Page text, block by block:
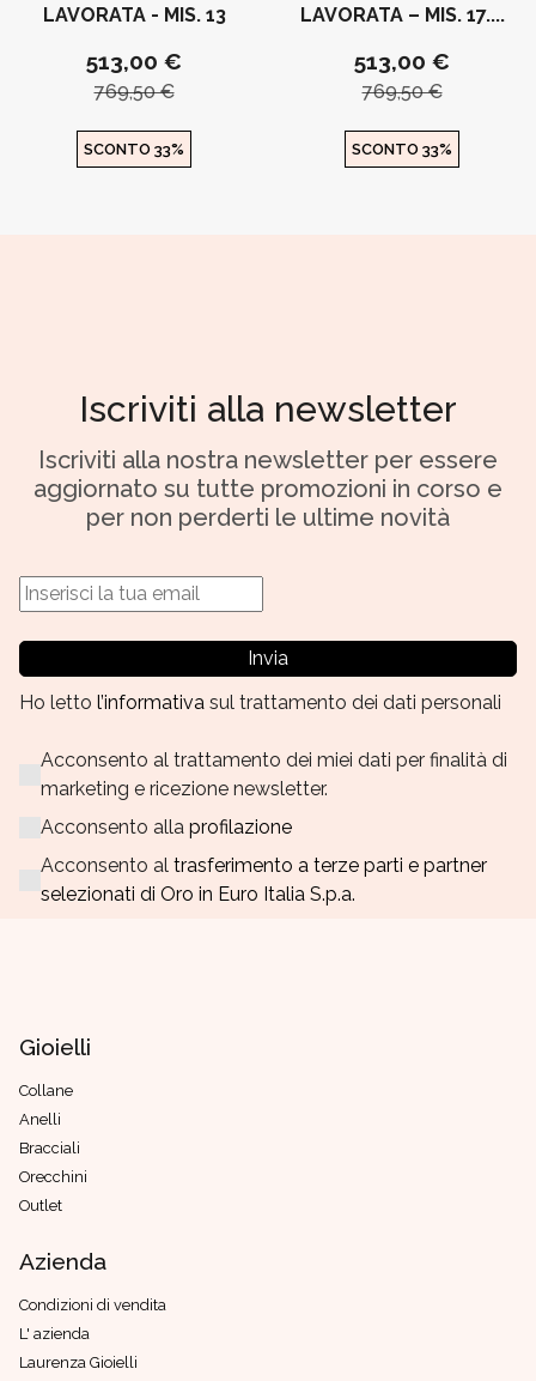
LAVORATA - MIS. 13
513,00 €
769,50 €
SCONTO 33%
LAVORATA – MIS. 17....
513,00 €
769,50 €
SCONTO 33%
Iscriviti alla newsletter
Iscriviti alla nostra newsletter per essere
aggiornato su tutte promozioni in corso e
per non perderti le ultime novità
Invia
Ho letto l’informativa sul trattamento dei dati personali
Acconsento al trattamento dei miei dati per finalità di
marketing e ricezione newsletter.
Acconsento alla profilazione
Acconsento al trasferimento a terze parti e partner
selezionati di Oro in Euro Italia S.p.a.
Gioielli
Collane
Anelli
Bracciali
Orecchini
Outlet
Azienda
Condizioni di vendita
L' azienda
Laurenza Gioielli